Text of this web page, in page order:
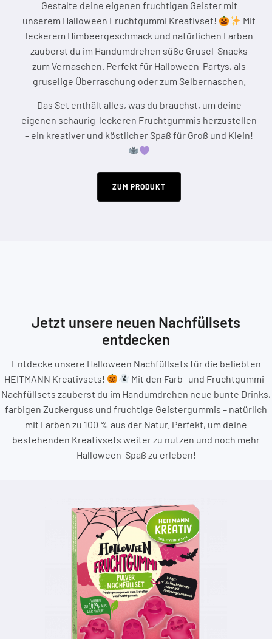
Gestalte deine eigenen fruchtigen Geister mit
unserem Halloween Fruchtgummi Kreativset!
Mit
leckerem Himbeergeschmack und natürlichen Farben
zauberst du im Handumdrehen süße Grusel-Snacks
zum Vernaschen. Perfekt für Halloween-Partys, als
gruselige Überraschung oder zum Selbernaschen.
Das Set enthält alles, was du brauchst, um deine
eigenen schaurig-leckeren Fruchtgummis herzustellen
– ein kreativer und köstlicher Spaß für Groß und Klein!
ZUM PRODUKT
Jetzt unsere neuen Nachfüllsets
entdecken
Entdecke unsere Halloween Nachfüllsets für die beliebten
HEITMANN Kreativsets!
Mit den Farb- und Fruchtgummi-
Nachfüllsets zauberst du im Handumdrehen neue bunte Drinks,
farbigen Zuckerguss und fruchtige Geistergummis – natürlich
mit Farben zu 100 % aus der Natur. Perfekt, um deine
bestehenden Kreativsets weiter zu nutzen und noch mehr
Halloween-Spaß zu erleben!